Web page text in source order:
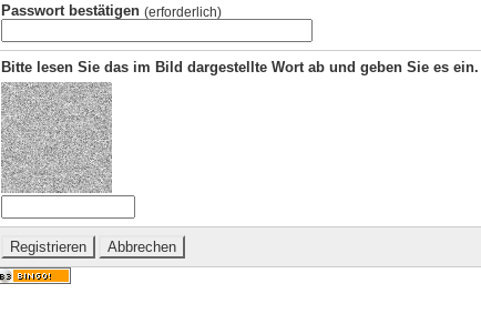
Passwort bestätigen (erforderlich)
Bitte lesen Sie das im Bild dargestellte Wort ab und geben Sie es ein.